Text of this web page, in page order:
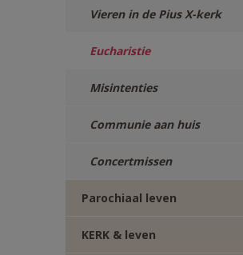
Vieren in de Pius X-kerk
Eucharistie
Misintenties
Communie aan huis
Concertmissen
Parochiaal leven
KERK & leven